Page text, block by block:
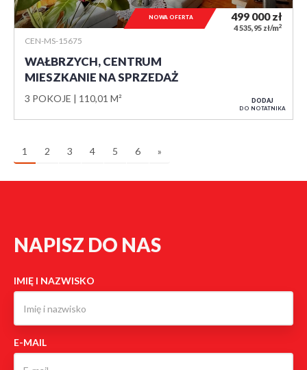
CEN-MS-15675
WAŁBRZYCH, CENTRUM
MIESZKANIE NA SPRZEDAŻ
3 POKOJE 110,01 M²
499 000zł
4 535,95 zł/m2
NOWA OFERTA
DODAJ
DO NOTATNIKA
1 2 3 4 5 6 »
NAPISZ DO NAS
IMIĘ I NAZWISKO
E-MAIL